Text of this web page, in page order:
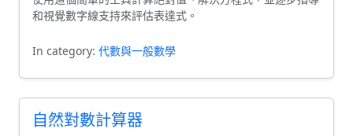
和視覺數字線支持來評估表達式。
In category: 代數與一般數學
自然對數計算器